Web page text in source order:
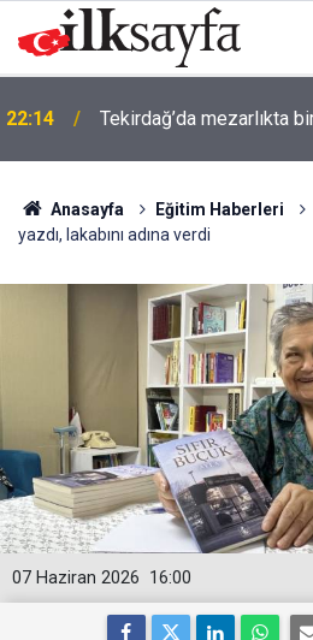
22:14 Tekirdağ’da mezarlıkta
Anasayfa Eğitim Haberleri
yazdı, lakabını adına verdi
16:00
07 Haziran 2026